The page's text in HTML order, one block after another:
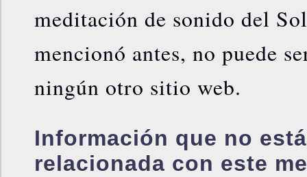
meditación de sonido del
mencionó antes, no puede
ningún otro sitio web.
Información que no
relacionada con este